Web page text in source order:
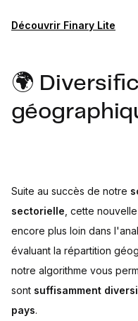
Découvrir Finary Lite
🌍
Suite au succès de notre
sectorielle , cette
encore plus loin dans
évaluant la répartition
notre algorithme vous
sont suffisamment
pays.